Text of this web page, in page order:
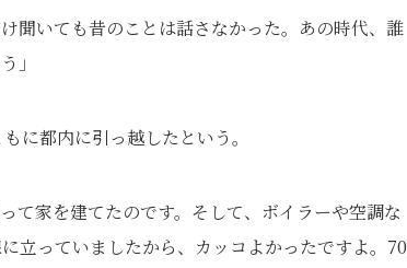
聞いても昔のことは話さなかった。あの時代、誰
」
に都内に引っ越したという。
て家を建てたのです。そして、ボイラーや空調な
立っていましたから、カッコよかったですよ。70